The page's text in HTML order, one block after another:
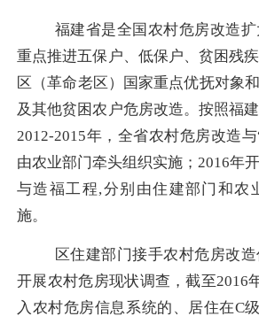
福建省是全国农村危房改造扩
重点推进五保户、低保户、贫困残
区（革命老区）国家重点优抚对象
及其他贫困农户危房改造。按照福
2012-2015年，全省农村危房改造与
由农业部门牵头组织实施； 2016年
与造福工程,分别由住建部门和农
施。
区住建部门接手农村危房改
开展农村危房现状调查，截至2016
入农村危房信息系统的、居住在C